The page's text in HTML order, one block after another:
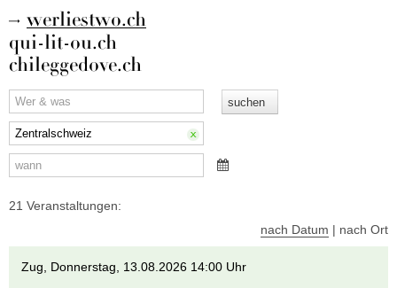
werliestwo.ch
qui-lit-ou.ch
chileggedove.ch
21 Veranstaltungen:
nach Datum | nach Ort
Zug, Donnerstag, 13.08.2026 14:00 Uhr